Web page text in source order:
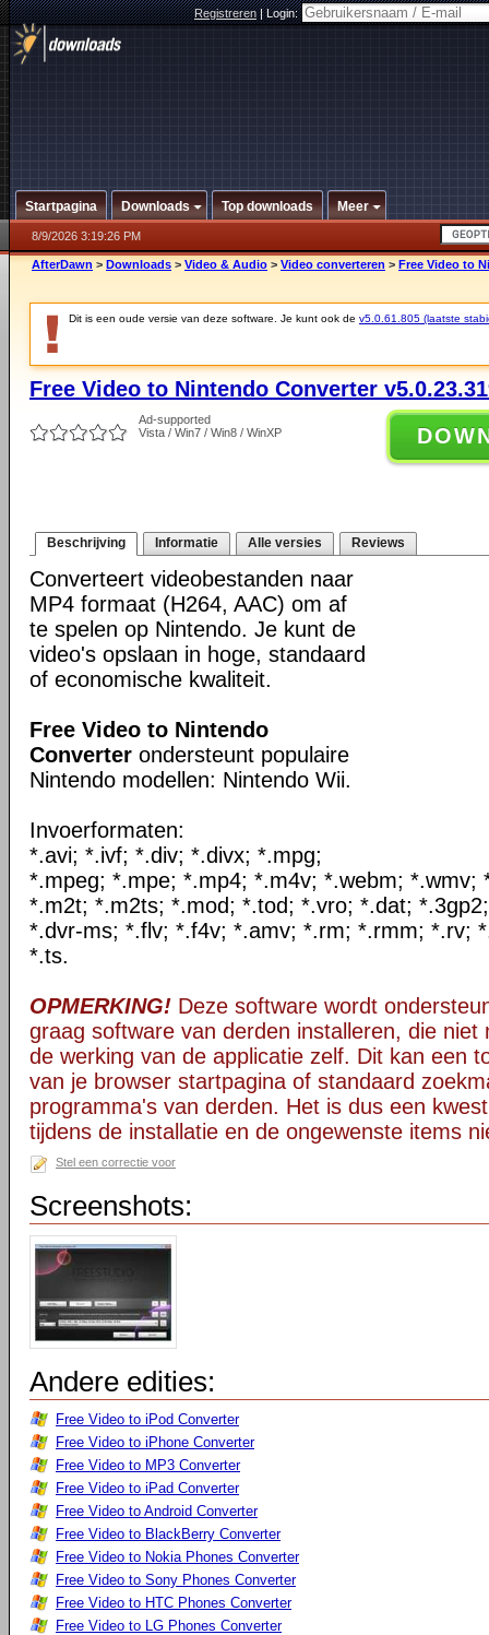
Registreren|Login:
Startpagina Downloads Top downloads Meer
8/9/2026 3:19:26 PM
AfterDawn > Downloads > Video & Audio > Video converteren > Free Video to
Dit is een oude versie van deze software. Je kunt ook de v5.0.61.805 (laatste
Free Video to Nintendo Converter
Ad-supported
Vista / Win7 / Win8 / WinXP
Beschrijving Informatie Alle versies Reviews
Converteert videobestanden naar
MP4 formaat (H264, AAC) om af
te spelen op Nintendo. Je kunt de
video's opslaan in hoge, standaard
of economische kwaliteit.
Free Video to Nintendo
Converter ondersteunt populaire
Nintendo modellen: Nintendo Wii.
Invoerformaten:
*.avi; *.ivf; *.div; *.divx; *.mpg;
*.mpeg; *.mpe; *.mp4; *.m4v; *.webm; *.wmv;
*.m2t; *.m2ts; *.mod; *.tod; *.vro; *.dat;
*.dvr-ms; *.flv; *.f4v; *.amv; *.rm; *.rmm; *.rv;
*.ts.
OPMERKING! Deze software wordt
graag software van derden installeren, die niet
de werking van de applicatie zelf. Dit kan een
van je browser startpagina of standaard
programma's van derden. Het is dus een
tijdens de installatie en de ongewenste items
Stel een correctie voor
Screenshots:
Andere edities:
Free Video to iPod Converter
Free Video to iPhone Converter
Free Video to MP3 Converter
Free Video to iPad Converter
Free Video to Android Converter
Free Video to BlackBerry Converter
Free Video to Nokia Phones Converter
Free Video to Sony Phones Converter
Free Video to HTC Phones Converter
Free Video to LG Phones Converter